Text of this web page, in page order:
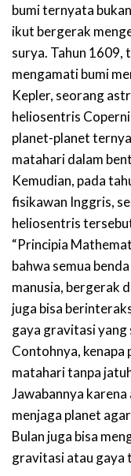
bumi ternyata
ikut bergerak
surya. Tahun 1609,
mengamati bumi
Kepler, seorang
heliosentris
planet-planet
matahari dalam
Kemudian, pada
fisikawan Inggris,
heliosentris
“Principia
bahwa semua
manusia, bergerak
juga bisa
gaya gravitasi yang
Contohnya,
matahari tanpa
Jawabannya
menjaga planet
Bulan juga bisa
gravitasi atau gaya